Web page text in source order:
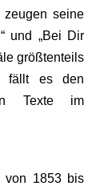
seine
und „Bei Dir
größtenteils
fällt es den
Texte im
von 1853 bis